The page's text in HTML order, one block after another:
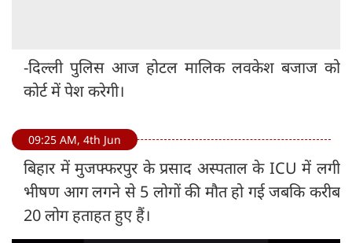
-दिल्ली पुलिस आज होटल मालिक लवकेश बजाज को
कोर्ट में पेश करेगी।
09:25 AM, 4th Jun
बिहार में मुजफ्फरपुर के प्रसाद अस्पताल के ICU में लगी
भीषण आग लगने से 5 लोगों की मौत हो गई जबकि करीब
20 लोग हताहत हुए हैं।